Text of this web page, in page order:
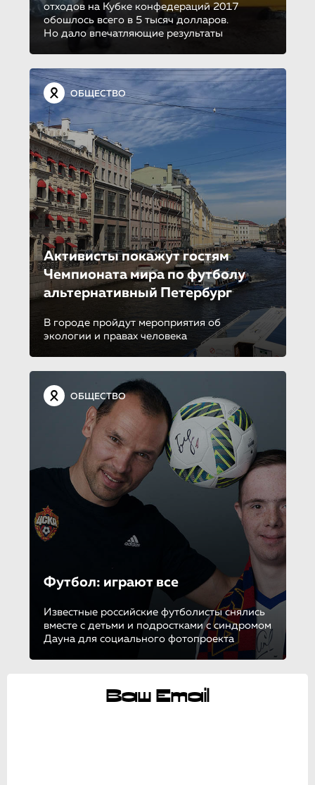
отходов на Кубке конфедераций 2017
обошлось всего в 5 тысяч долларов.
Но дало впечатляющие результаты
ОБЩЕСТВО
Активисты покажут гостям
Чемпионата мира по футболу
альтернативный Петербург
В городе пройдут мероприятия об
экологии и правах человека
ОБЩЕСТВО
Футбол: играют все
Известные российские футболисты снялись
вместе с детьми и подростками с синдромом
Дауна для социального фотопроекта
Ваш Email